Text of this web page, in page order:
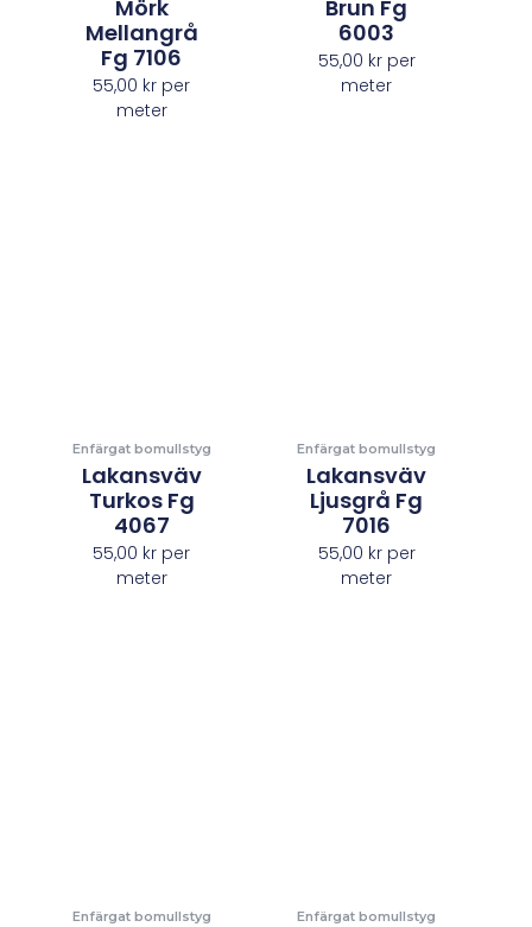
Mörk
Mellangrå
Fg 7106
55,00 kr per
meter
Brun Fg
6003
55,00 krper
meter
Enfärgat bomullstyg
Lakansväv
Turkos Fg
4067
55,00 kr per
meter
Enfärgat bomullstyg
Lakansväv
Ljusgrå Fg
7016
55,00 krper
meter
Enfärgat bomullstyg Enfärgat bomullstyg